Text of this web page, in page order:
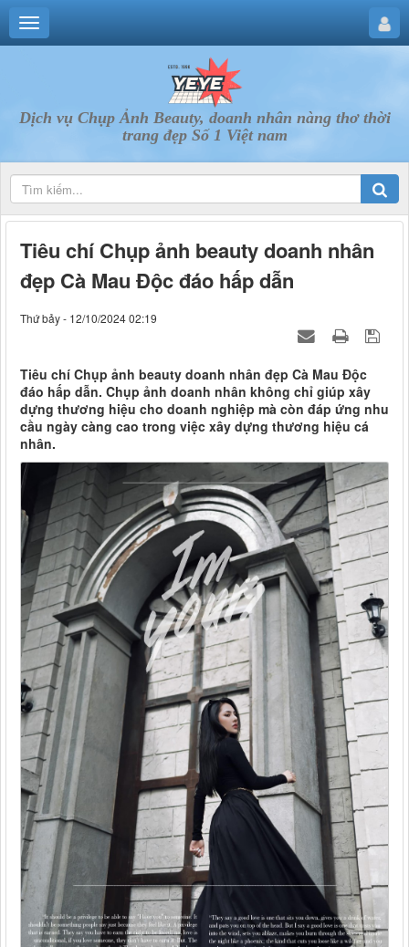
Dịch vụ Chụp Ảnh Beauty, doanh nhân nàng thơ thời
trang đẹp Số 1 Việt nam
Tiêu chí Chụp ảnh beauty doanh nhân
đẹp Cà Mau Độc đáo hấp dẫn
Thứ bảy - 12/10/2024 02:19
Tiêu chí Chụp ảnh beauty doanh nhân đẹp Cà Mau Độc
đáo hấp dẫn. Chụp ảnh doanh nhân không chỉ giúp xây
dựng thương hiệu cho doanh nghiệp mà còn đáp ứng nhu
cầu ngày càng cao trong việc xây dựng thương hiệu cá
nhân.